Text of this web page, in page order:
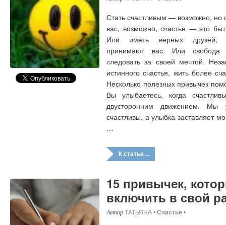
Стать счастливым — возможно, но
вас, возможно, счастье — это
Или иметь верных друзей,
принимают вас. Или свобода
следовать за своей мечтой.
истинного счастья, жить более
Несколько полезных привычек
Вы улыбаетесь, когда
двусторонним движением. Мы
счастливы, а улыбка заставляет
…
К статье ...
15 привычек,
включить в свой
ТАТЬЯНА•Счастье•